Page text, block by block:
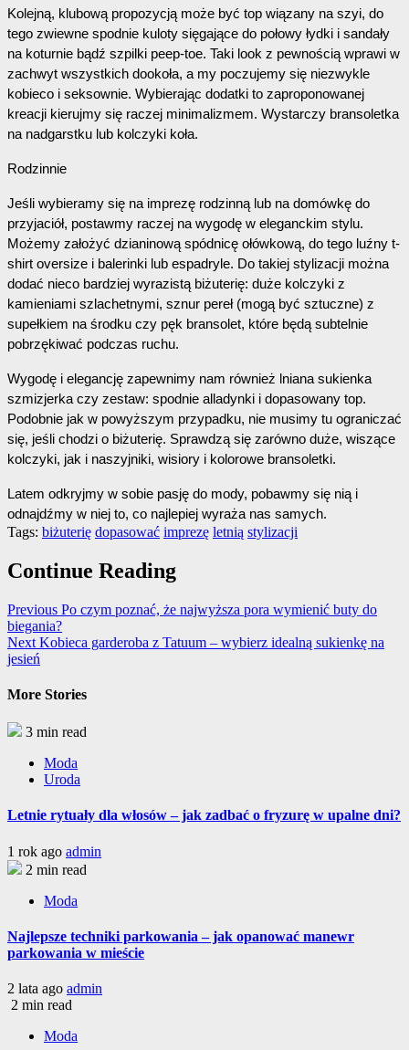
Kolejną, klubową propozycją może być top wiązany na szyi, do
tego zwiewne spodnie kuloty sięgające do połowy łydki i sandały
na koturnie bądź szpilki peep-toe. Taki look z pewnością wprawi w
zachwyt wszystkich dookoła, a my poczujemy się niezwykle
kobieco i seksownie. Wybierając dodatki to zaproponowanej
kreacji kierujmy się raczej minimalizmem. Wystarczy bransoletka
na nadgarstku lub kolczyki koła.
Rodzinnie
Jeśli wybieramy się na imprezę rodzinną lub na domówkę do
przyjaciół, postawmy raczej na wygodę w eleganckim stylu.
Możemy założyć dzianinową spódnicę ołówkową, do tego luźny t-
shirt oversize i balerinki lub espadryle. Do takiej stylizacji można
dodać nieco bardziej wyrazistą biżuterię: duże kolczyki z
kamieniami szlachetnymi, sznur pereł (mogą być sztuczne) z
supełkiem na środku czy pęk bransolet, które będą subtelnie
pobrzękiwać podczas ruchu.
Wygodę i elegancję zapewnimy nam również lniana sukienka
szmizjerka czy zestaw: spodnie alladynki i dopasowany top.
Podobnie jak w powyższym przypadku, nie musimy tu ograniczać
się, jeśli chodzi o biżuterię. Sprawdzą się zarówno duże, wiszące
kolczyki, jak i naszyjniki, wisiory i kolorowe bransoletki.
Latem odkryjmy w sobie pasję do mody, pobawmy się nią i
odnajdźmy w niej to, co najlepiej wyraża nas samych.
Tags: biżuterię dopasować imprezę letnią stylizacji
Continue Reading
Previous Po czym poznać, że najwyższa pora wymienić buty do
biegania?
Next Kobieca garderoba z Tatuum – wybierz idealną sukienkę na
jesień
More Stories
3 min read
Moda
Uroda
Letnie rytuały dla włosów – jak zadbać o fryzurę w upalne dni?
1 rok ago admin
2 min read
Moda
Najlepsze techniki parkowania – jak opanować manewr
parkowania w mieście
2 lata ago admin
2 min read
Moda